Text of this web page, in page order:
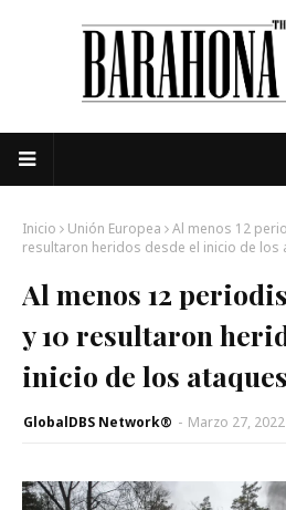
Inicio Unión Europea
Al menos 12
resultaron heridos desde el inicio de los
Al menos 12
y 10 resultaron
inicio de los
GlobalDBS Network® - Marzo 27, 2022